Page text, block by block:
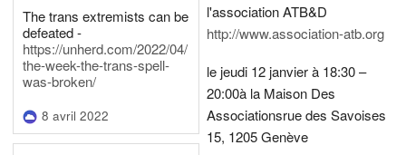
The trans extremists can be
defeated -
https://unherd.com/2022/04/
the-week-the-trans-spell-
was-broken/
8 avril 2022
l'association ATB&D
http://www.association-atb.org
le jeudi 12 janvier à 18:30 –
20:00à la Maison Des
Associationsrue des Savoises
15, 1205 Genève